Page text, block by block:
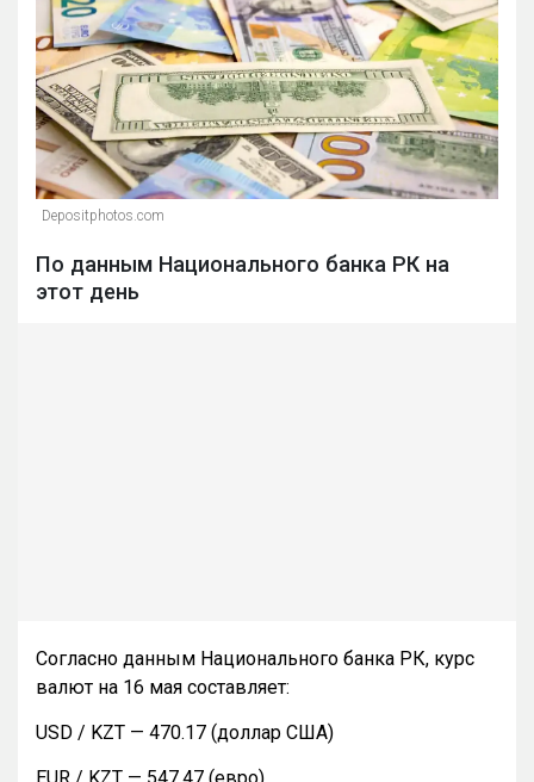
Depositphotos.com
По данным Национального банка РК на
этот день
Согласно данным Национального банка РК, курс
валют на 16 мая составляет:
USD / KZT — 470.17 (доллар США)